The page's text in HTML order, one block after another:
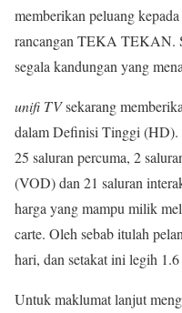
memberikan peluang
rancangan TEKA TEKAN.
segala kandungan yang
unifi TVsekarang
dalam Definisi Tinggi (HD).
25 saluran percuma, 2
(VOD) dan 21 saluran
harga yang mampu milik
carte. Oleh sebab itulah
hari, dan setakat ini legih
Untuk maklumat lanjut